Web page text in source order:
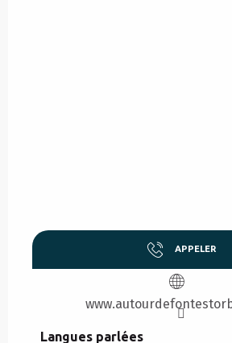
APPELER
Langues parlées
Langues parlées